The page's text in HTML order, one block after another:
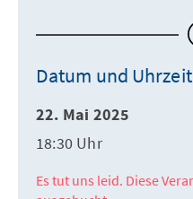
Datum und Uhrzeit
22. Mai 2025
18:30 Uhr
Es tut uns leid. Diese